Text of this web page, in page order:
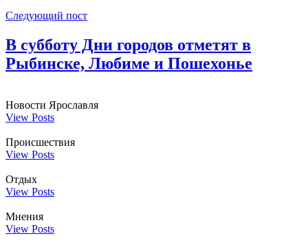
Следующий пост
В субботу Дни городов отметят в
Рыбинске, Любиме и Пошехонье
Новости Ярославля
View Posts
Происшествия
View Posts
Отдых
View Posts
Мнения
View Posts